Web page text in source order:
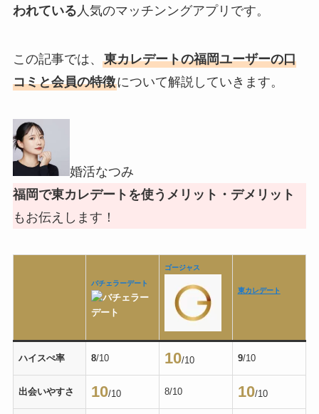
われている 人気のマッチンングアプリです。
この記事では、 東カレデートの福岡ユーザーの口
コミと会員の特徴について解説していきます。
婚活なつみ
福岡で東カレデートを使うメリット・デメリット
もお伝えします！
バチェラーデート
ゴージャス
東カレデート
ハイスぺ率 8/10 10/10 9/10
出会いやすさ 10/10 8/10 10/10